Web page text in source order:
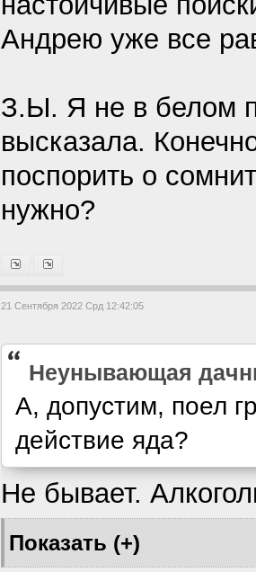
Андрею уже все
З.Ы. Я не в белом
высказала.
поспорить о
нужно?
21 Сентября 2022 Срд 12:42:05
Heyнывaющая
А, допустим, поел
действие яда?
Не бывает.